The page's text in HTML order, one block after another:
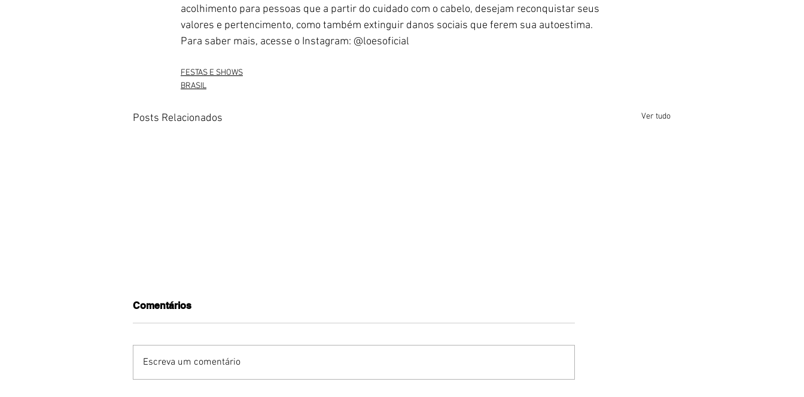
acolhimento para pessoas que a partir do cuidado com o cabelo, desejam reconquistar seus
valores e pertencimento, como também extinguir danos sociais que ferem sua autoestima.
Para saber mais, acesse o Instagram: @loesoficial
FESTAS E SHOWS
BRASIL
Posts Relacionados Ver tudo
Comentários
Escreva um comentário